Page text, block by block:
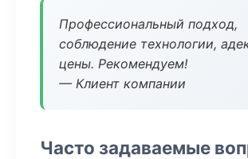
Профессиональный подход,
соблюдение технологии,
цены. Рекомендуем!
— Клиент компании
Часто задаваемые